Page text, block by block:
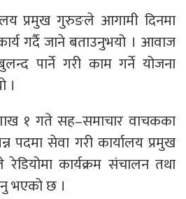
प्रमुख गुरुङले आगामी दिनमा
गर्दै जाने बताउनुभयो । आवाज
पार्ने गरी काम गर्ने योजना
।
१ गते सह–समाचार वाचकका
पदमा सेवा गरी कार्यालय प्रमुख
कार्यक्रम संचालन तथा
भएको छ ।